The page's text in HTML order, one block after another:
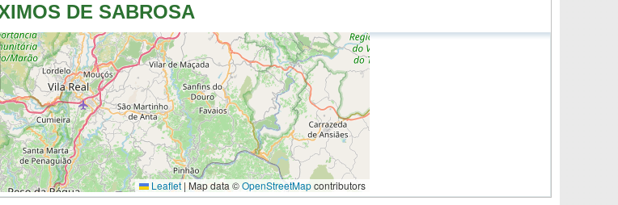
DE SABROSA
Leaflet | Map data ©OpenStreetMapcontributors